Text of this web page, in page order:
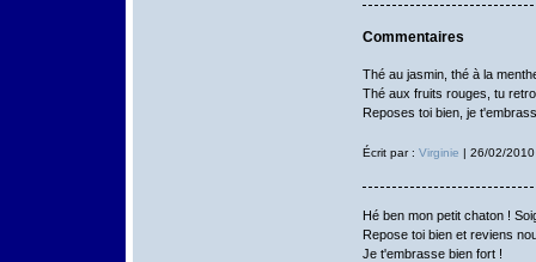
Commentaires
Thé au jasmin, thé à la
Thé aux fruits rouges, tu
Reposes toi bien, je
Écrit par : Virginie | 26/02/2010
Hé ben mon petit chaton !
Repose toi bien et reviens
Je t'embrasse bien fort !